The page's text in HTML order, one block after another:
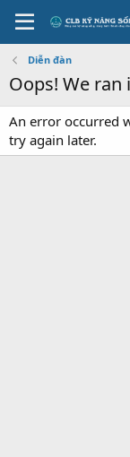
Diễn đàn
Oops! We
An error occurred
try again later.